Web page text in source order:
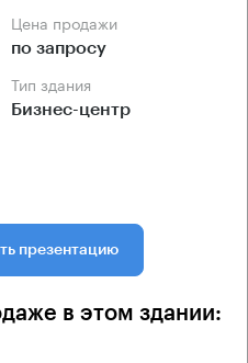
Цена продажи
по запросу
Тип здания
Бизнес-центр
презентацию
в этом здании: